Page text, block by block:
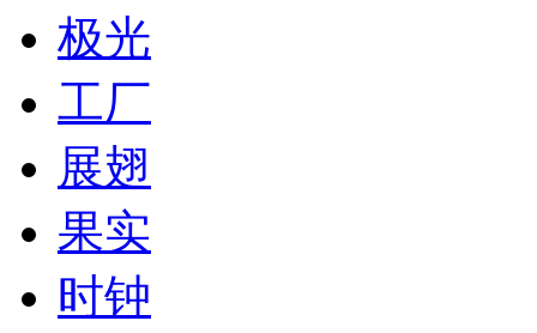
极光
工厂
展翅
果实
时钟